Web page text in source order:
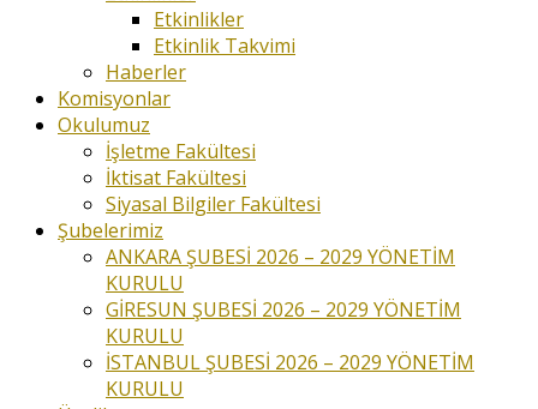
Etkinlikler
Etkinlik Takvimi
Haberler
Komisyonlar
Okulumuz
İşletme Fakültesi
İktisat Fakültesi
Siyasal Bilgiler Fakültesi
Şubelerimiz
ANKARA ŞUBESİ 2026 – 2029 YÖNETİM
KURULU
GİRESUN ŞUBESİ 2026 – 2029 YÖNETİM
KURULU
İSTANBUL ŞUBESİ 2026 – 2029 YÖNETİM
KURULU